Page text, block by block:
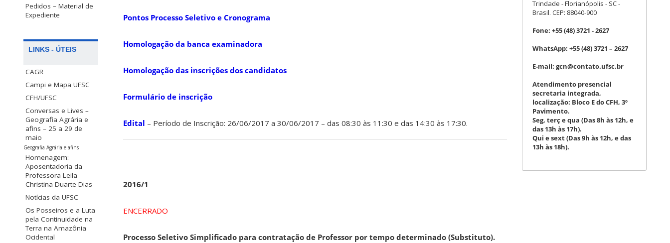
Pedidos – Material de
Expediente
LINKS - ÚTEIS
CAGR
Campi e Mapa UFSC
CFH/UFSC
Conversas e Lives –
Geografia Agrária e
afins – 25 a 29 de
maio
Geografia Agrária e afins
Homenagem:
Aposentadoria da
Professora Leila
Christina Duarte Dias
Notícias da UFSC
Os Posseiros e a Luta
pela Continuidade na
Terra na Amazônia
Ocidental
Pontos Processo Seletivo e Cronograma
Homologação da banca examinadora
Homologação das inscrições dos candidatos
Formulário de inscrição
Edital – Período de Inscrição: 26/06/2017 a 30/06/2017 – das 08:30 às 11:30 e das 14:30 às 17:30.
2016/1
ENCERRADO
Processo Seletivo Simplificado para contratação de Professor por tempo determinado (Substituto).
Trindade - Florianópolis - SC -
Brasil. CEP: 88040-900
Fone: +55 (48) 3721 - 2627
WhatsApp: +55 (48) 3721 – 2627
E-mail: gcn@contato.ufsc.br
Atendimento presencial
secretaria integrada,
localização: Bloco E do CFH, 3º
Pavimento.
Seg, terç e qua (Das 8h às 12h, e
das 13h às 17h).
Qui e sext (Das 9h às 12h, e das
13h às 18h).